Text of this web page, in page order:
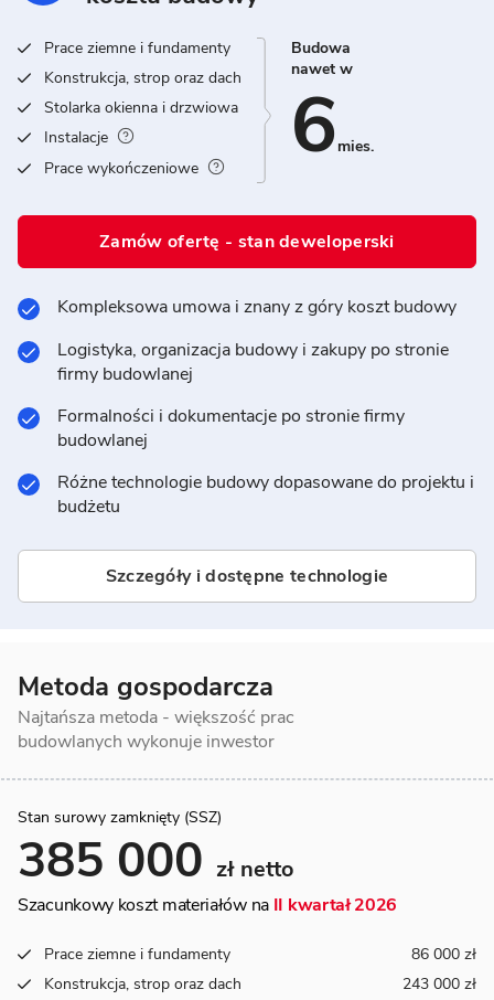
Metoda gospodarcza
Najtańsza metoda - większość prac
budowlanych wykonuje inwestor
Stan surowy zamknięty (SSZ)
385 000 zł netto
Szacunkowy koszt materiałów na II kwartał 2026
Prace ziemne i fundamenty
86 000 zł
Konstrukcja, strop oraz dach
243 000 zł
Prace ziemne i fundamenty
Konstrukcja, strop oraz dach
Stolarka okienna i drzwiowa
Instalacje
Prace wykończeniowe
Budowa
nawet w
6 mies.
Zamów ofertę - stan deweloperski
Kompleksowa umowa i znany z góry koszt budowy
Logistyka, organizacja budowy i zakupy po stronie
firmy budowlanej
Formalności i dokumentacje po stronie firmy
budowlanej
Różne technologie budowy dopasowane do projektu i
budżetu
Szczegóły i dostępne technologie